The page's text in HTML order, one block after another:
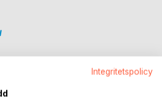
Integritetspolicy